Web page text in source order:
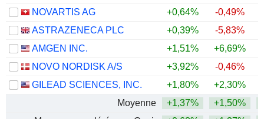
NOVARTIS AG
+0,64% -0,49%
ASTRAZENECA PLC
+0,39% -5,83%
AMGEN INC.
+1,51% +6,69%
NOVO NORDISK A/S
+3,92% -0,46%
GILEAD SCIENCES, INC.
+1,80% +2,30%
Moyenne
+1,37% +1,50%